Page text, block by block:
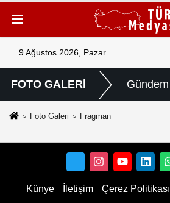
9 Ağustos 2026, Pazar
FOTO GALERİ Gündem
Foto Galeri Fragman
Künye İletişim Çerez Politikası